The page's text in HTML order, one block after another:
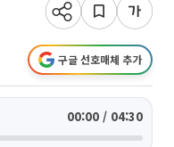
구글 선호매체 추가
00:00 / 04:30